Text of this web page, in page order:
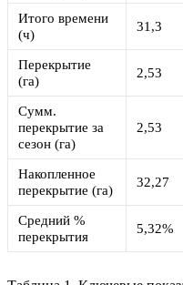
Итого времени
(ч)
31,3
Перекрытие
(га)
2,53
Сумм.
перекрытие за
сезон (га)
2,53
Накопленное
перекрытие (га)
32,27
Средний %
перекрытия
5,32%